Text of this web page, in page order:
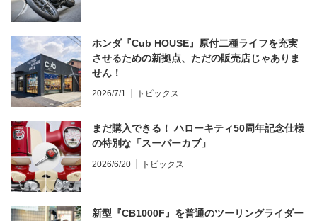
ホンダ『Cub HOUSE』原付二種ライフを充実
させるための新拠点、ただの販売店じゃありま
せん！
2026/7/1 トピックス
まだ購入できる！ ハローキティ50周年記念仕様
の特別な「スーパーカブ」
2026/6/20 トピックス
新型『CB1000F』を普通のツーリングライダー